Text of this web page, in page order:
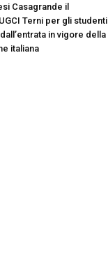
Casagrande il
Terni per gli studenti
in vigore della
italiana